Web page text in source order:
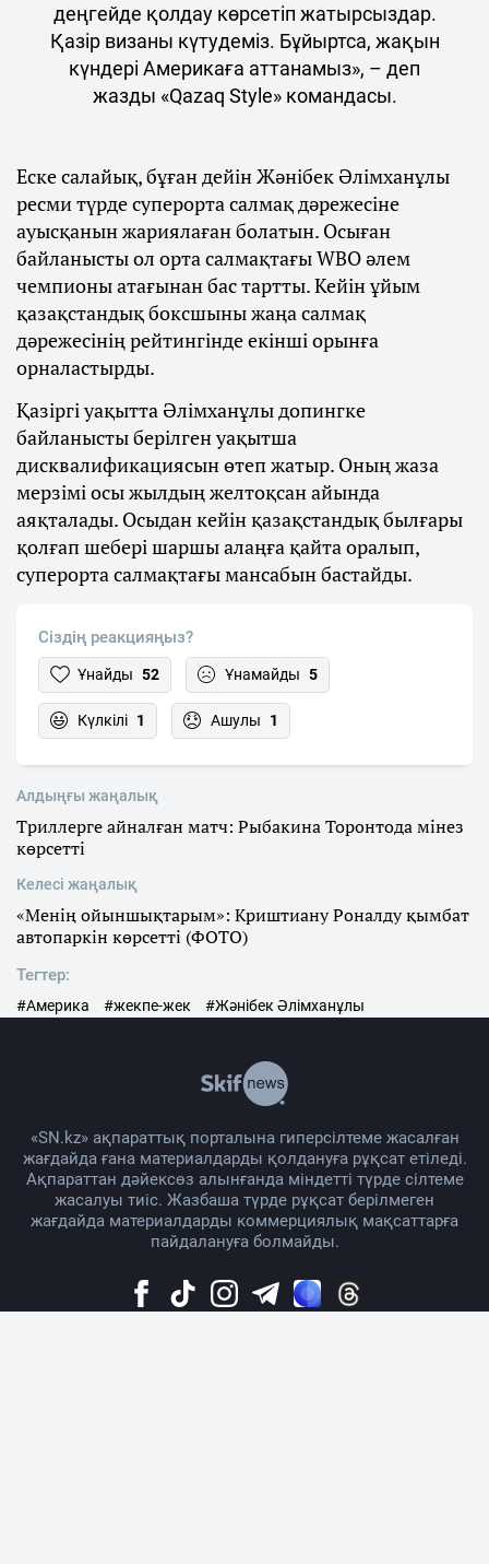
деңгейде қолдау көрсетіп жатырсыздар.
Қазір визаны күтудеміз. Бұйыртса, жақын
күндері Америкаға аттанамыз», – деп
жазды «Qazaq Style» командасы.
Еске салайық, бұған дейін Жәнібек Әлімханұлы
ресми түрде суперорта салмақ дәрежесіне
ауысқанын жариялаған болатын. Осыған
байланысты ол орта салмақтағы WBO әлем
чемпионы атағынан бас тартты. Кейін ұйым
қазақстандық боксшыны жаңа салмақ
дәрежесінің рейтингінде екінші орынға
орналастырды.
Қазіргі уақытта Әлімханұлы допингке
байланысты берілген уақытша
дисквалификациясын өтеп жатыр. Оның жаза
мерзімі осы жылдың желтоқсан айында
аяқталады. Осыдан кейін қазақстандық былғары
қолғап шебері шаршы алаңға қайта оралып,
суперорта салмақтағы мансабын бастайды.
Сіздің реакцияңыз?
Ұнайды 52 Ұнамайды 5
Күлкілі 1 Ашулы 1
Алдыңғы жаңалық
Триллерге айналған матч: Рыбакина Торонтода мінез
көрсетті
Келесі жаңалық
«Менің ойыншықтарым»: Криштиану Роналду қымбат
автопаркін көрсетті (ФОТО)
Тегтер:
#Америка #жекпе-жек #Жәнібек Әлімханұлы
«SN.kz» ақпараттық порталына гиперсілтеме жасалған
жағдайда ғана материалдарды қолдануға рұқсат етіледі.
Ақпараттан дәйексөз алынғанда міндетті түрде сілтеме
жасалуы тиіс. Жазбаша түрде рұқсат берілмеген
жағдайда материалдарды коммерциялық мақсаттарға
пайдалануға болмайды.